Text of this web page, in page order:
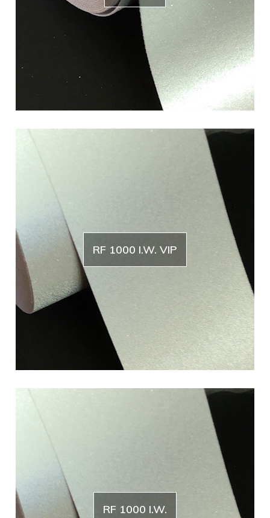
RF 1000 I.W. VIP
RF 1000 I.W.